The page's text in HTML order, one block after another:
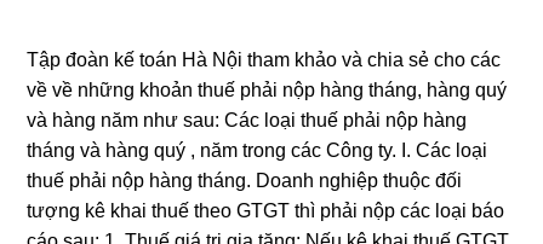
Tập đoàn kế toán Hà Nội tham khảo và chia sẻ cho các
về về những khoản thuế phải nộp hàng tháng, hàng quý
và hàng năm như sau: Các loại thuế phải nộp hàng
tháng và hàng quý , năm trong các Công ty. I. Các loại
thuế phải nộp hàng tháng. Doanh nghiệp thuộc đối
tượng kê khai thuế theo GTGT thì phải nộp các loại báo